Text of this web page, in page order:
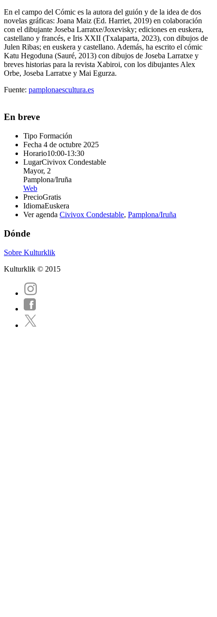
En el campo del Cómic es la autora del guión y de la idea de dos
novelas gráficas: Joana Maiz (Ed. Harriet, 2019) en colaboración
con el dibujante Joseba Larratxe/Joxevisky; ediciones en euskera,
castellano y francés, e Iris XXII (Txalaparta, 2023), con dibujos de
Julen Ribas; en euskera y castellano. Además, ha escrito el cómic
Katu Hegoduna (Sauré, 2013) con dibujos de Joseba Larratxe y
breves historias para la revista Xabiroi, con los dibujantes Alex
Orbe, Joseba Larratxe y Mai Egurza.
Fuente: pamplonaescultura.es
En breve
Tipo Formación
Fecha 4 de octubre 2025
Horario10:00-13:30
LugarCivivox Condestable
Mayor, 2
Pamplona/Iruña
Web
PrecioGratis
IdiomaEuskera
Ver agenda Civivox Condestable, Pamplona/Iruña
Dónde
Sobre Kulturklik
Kulturklik © 2015